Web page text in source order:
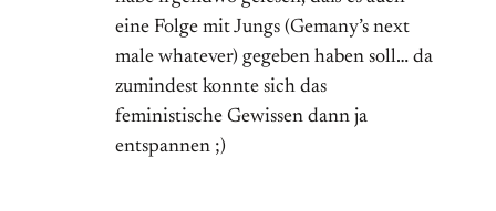
eine Folge mit Jungs (Gemany’s next
male whatever) gegeben haben soll… da
zumindest konnte sich das
feministische Gewissen dann ja
entspannen ;)